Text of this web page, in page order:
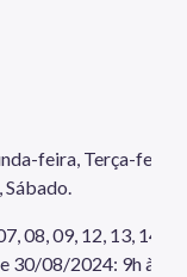
feira, Terça-feira,
08, 09, 12, 13, 14,
30/08/2024: 9h às